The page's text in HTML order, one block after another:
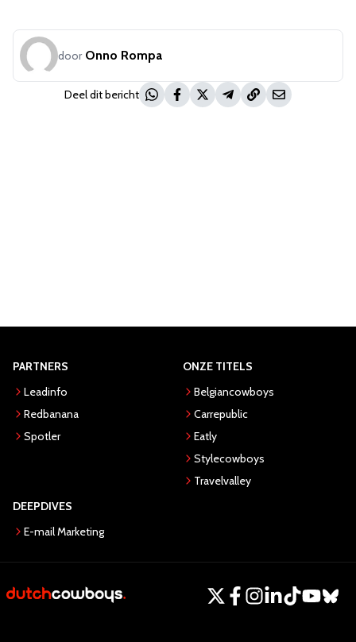
door Onno Rompa
Deel dit bericht
PARTNERS
Leadinfo
Redbanana
Spotler
ONZE TITELS
Belgiancowboys
Carrepublic
Eatly
Stylecowboys
Travelvalley
DEEPDIVES
E-mail Marketing